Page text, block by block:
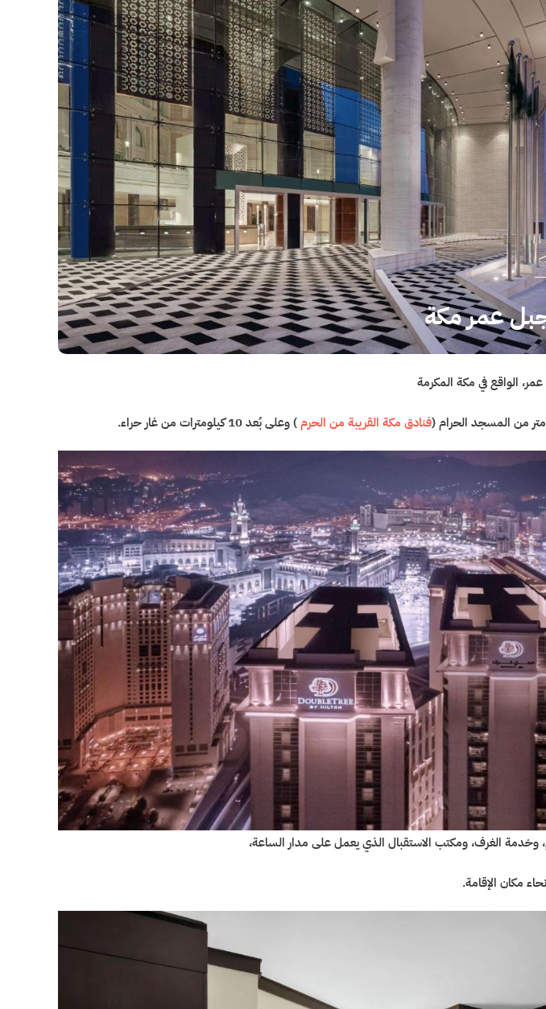
عمر مكة
الواقع في مكة المكرمة
فنادق مكة القريبة من الحرم) وعلى بُعد 10 كيلومترات من غار حراء.
الغرف، ومكتب الاستقبال الذي يعمل على مدار الساعة،
مكان الإقامة.